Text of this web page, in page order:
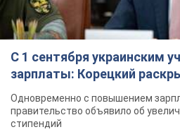
С 1 сентября украинским
зарплаты: Корецкий
Одновременно с повышением
правительство объявило об
стипендий